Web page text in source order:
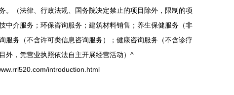
。（法律、行政法规、国务院决定禁止的项目除外，限制的项
中介服务；环保咨询服务；建筑材料销售；养生保健服务（非
服务（不含许可类信息咨询服务）；健康咨询服务（不含诊疗
外，凭营业执照依法自主开展经营活动）^
introduction.html